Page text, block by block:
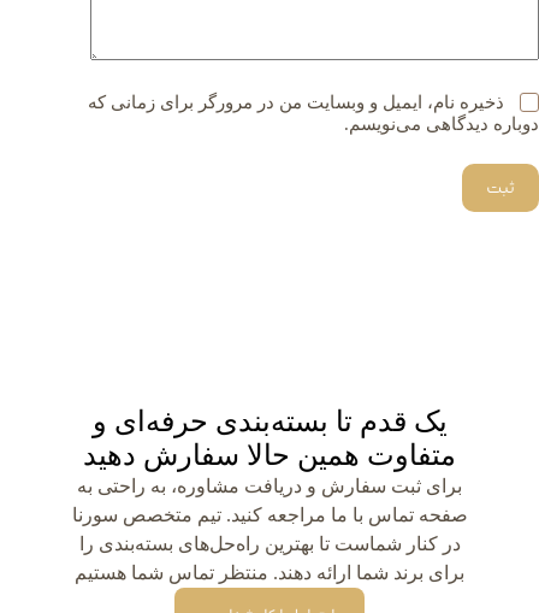
ذخیره نام، ایمیل و وبسایت من در مرورگر برای زمانی که
دوباره دیدگاهی می‌نویسم.
ثبت
یک قدم تا بسته‌بندی حرفه‌ای و
متفاوت همین حالا سفارش دهید
برای ثبت سفارش و دریافت مشاوره، به راحتی به
صفحه تماس با ما مراجعه کنید. تیم متخصص سورنا
در کنار شماست تا بهترین راه‌حل‌های بسته‌بندی را
برای برند شما ارائه دهند. منتظر تماس شما هستیم